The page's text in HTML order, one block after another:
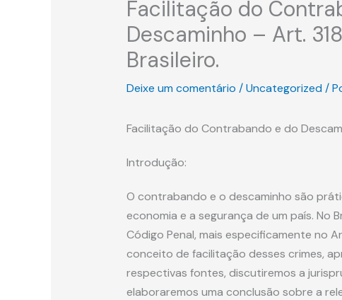
Facilitação do
Descaminho – Art.
Brasileiro.
Deixe um comentário /Uncategorized /
Facilitação do Contrabando e do
Introdução:
O contrabando e o descaminho são
economia e a segurança de um país. No
Código Penal, mais especificamente no
conceito de facilitação desses crimes,
respectivas fontes, discutiremos a
elaboraremos uma conclusão sobre a